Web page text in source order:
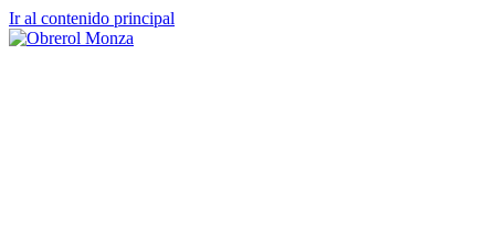
Ir al contenido principal